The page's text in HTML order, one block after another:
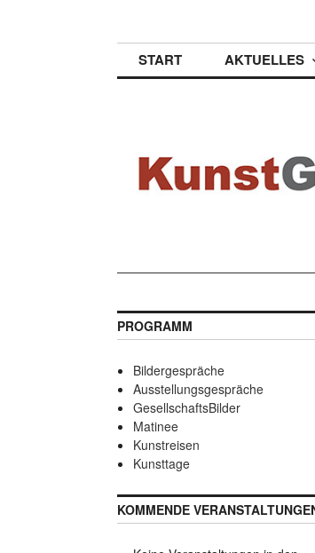
springen
START AKTUELLES
PROGRAMM
Bildergespräche
Ausstellungsgespräche
GesellschaftsBilder
Matinee
Kunstreisen
Kunsttage
KOMMENDE